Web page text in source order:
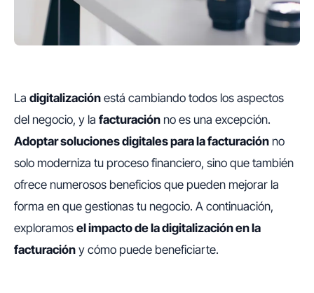
La digitalización está cambiando todos los aspectos
del negocio, y la facturación no es una excepción.
Adoptar soluciones digitales para la facturación no
solo moderniza tu proceso financiero, sino que también
ofrece numerosos beneficios que pueden mejorar la
forma en que gestionas tu negocio. A continuación,
exploramos el impacto de la digitalización en la
facturación y cómo puede beneficiarte.